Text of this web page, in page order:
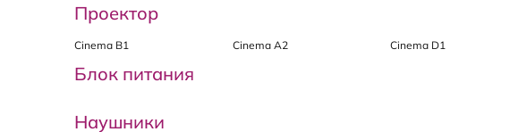
Проектор
Cinema B1 Cinema A2 Cinema D1
Блок питания
Наушники